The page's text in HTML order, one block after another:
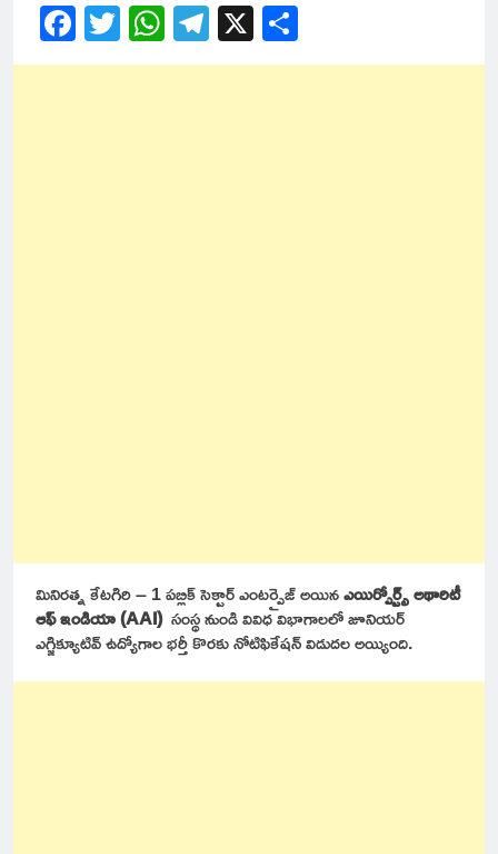
Facebook
Twitter
WhatsApp
Telegram
X
మినిరత్న కేటగిరి – 1 పబ్లిక్ సెక్టార్ ఎంటర్ప్రైజ్ అయినఎయిర్పోర్ట్స్ అథారిటీ
ఆఫ్ ఇండియా (AAI) సంస్థ నుండి వివిధ విభాగాలలో జూనియర్
ఎగ్జిక్యూటివ్ఉద్యోగాల భర్తీ కొరకు నోటిఫికేషన్ విడుదల అయ్యింది.